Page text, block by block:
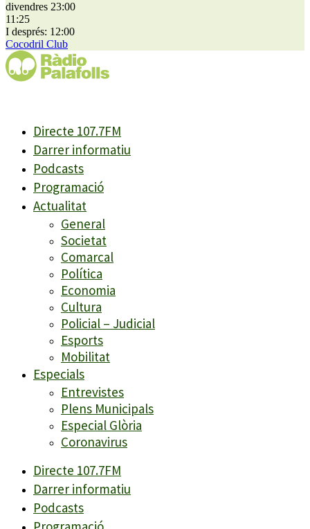
divendres 23:00
11:25
I després: 12:00
Cocodril Club
Directe 107.7FM
Darrer informatiu
Podcasts
Programació
Actualitat
General
Societat
Comarcal
Política
Economia
Cultura
Policial – Judicial
Esports
Mobilitat
Especials
Entrevistes
Plens Municipals
Especial Glòria
Coronavirus
Directe 107.7FM
Darrer informatiu
Podcasts